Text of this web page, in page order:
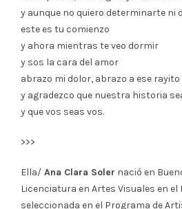
y aunque no quiero determinarte ni
este es tu comienzo
y ahora mientras te veo dormir
y sos la cara del amor
abrazo mi dolor, abrazo a ese rayito
y agradezco que nuestra historia
y que vos seas vos.
>>>
Ella/ Ana Clara Soler nació en
Licenciatura en Artes Visuales en el
seleccionada en el Programa de